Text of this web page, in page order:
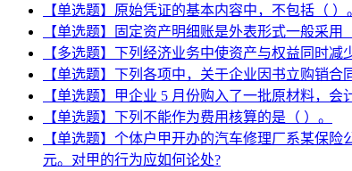
【单选题】原始凭证的基本内容中，不包括（ ）
【单选题】固定资产明细账是外表形式一般采用
【多选题】下列经济业务中使资产与权益同时减
【单选题】下列各项中，关于企业因书立购销合
【单选题】甲企业 5 月份购入了一批原材料，
【单选题】下列不能作为费用核算的是（ ）。
【单选题】个体户甲开办的汽车修理厂系某保
元。对甲的行为应如何论处?